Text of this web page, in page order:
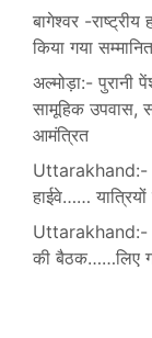
बागेश्वर -
किया गया सम्मानित
अल्मोड़ा:-
सामूहिक उपवास,
आमंत्रित
Uttarakhand:-
हाईवे……
Uttarakhand:-
की बैठक……लिए